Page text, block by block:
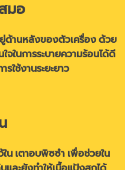
มอ
ด้านหลังของตัวเครื่อง ด้วย
ในการระบายความร้อนได้ดี
ใช้งานระยะยาว
น เตาอบพิซซ๋า เพื่อช่วยใน
และยังทำให้เนื้อแป้งสุกได้